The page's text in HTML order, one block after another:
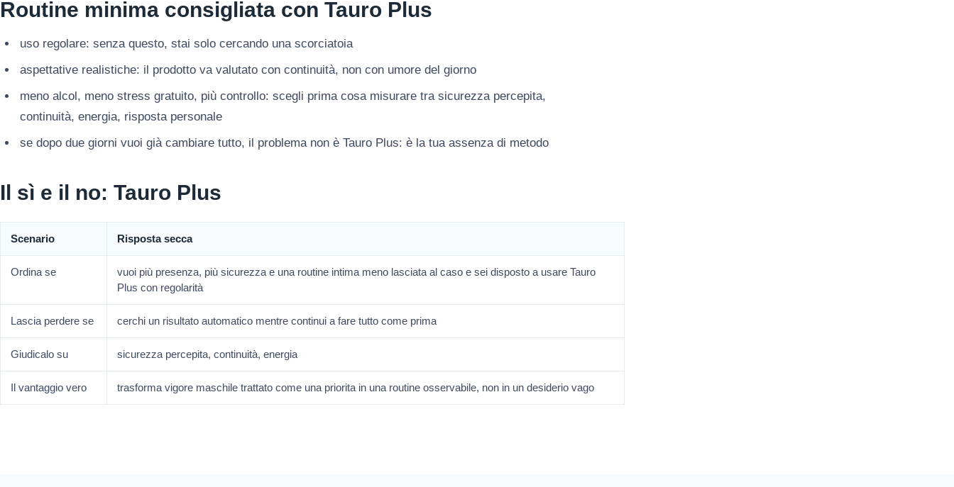
Routine minima consigliata con Tauro Plus
uso regolare: senza questo, stai solo cercando una scorciatoia
aspettative realistiche: il prodotto va valutato con continuità, non con umore del giorno
meno alcol, meno stress gratuito, più controllo: scegli prima cosa misurare tra sicurezza percepita,
continuità, energia, risposta personale
se dopo due giorni vuoi già cambiare tutto, il problema non è Tauro Plus: è la tua assenza di metodo
Il sì e il no: Tauro Plus
Scenario Risposta secca
Ordina se
vuoi più presenza, più sicurezza e una routine intima meno lasciata al caso e sei disposto a usare Tauro
Plus con regolarità
Lascia perdere se cerchi un risultato automatico mentre continui a fare tutto come prima
Giudicalo su sicurezza percepita, continuità, energia
Il vantaggio vero trasforma vigore maschile trattato come una priorita in una routine osservabile, non in un desiderio vago